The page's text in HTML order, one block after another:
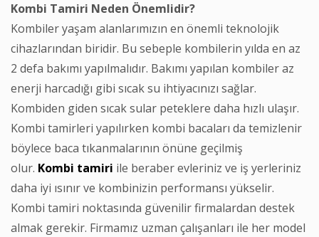
Kombi Tamiri Neden Önemlidir?
Kombiler yaşam alanlarımızın en önemli teknolojik
cihazlarından biridir. Bu sebeple kombilerin yılda en az
2 defa bakımı yapılmalıdır. Bakımı yapılan kombiler az
enerji harcadığı gibi sıcak su ihtiyacınızı sağlar.
Kombiden giden sıcak sular peteklere daha hızlı ulaşır.
Kombi tamirleri yapılırken kombi bacaları da temizlenir
böylece baca tıkanmalarının önüne geçilmiş
olur. Kombi tamiri ile beraber evleriniz ve iş yerleriniz
daha iyi ısınır ve kombinizin performansı yükselir.
Kombi tamiri noktasında güvenilir firmalardan destek
almak gerekir. Firmamız uzman çalışanları ile her model